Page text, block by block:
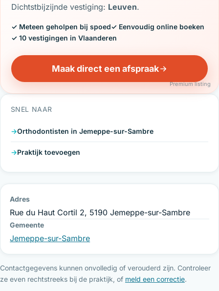
Dichtstbijzijnde vestiging: Leuven.
✓ Meteen geholpen bij spoed✓ Eenvoudig online boeken
✓ 10 vestigingen in Vlaanderen
Maak direct een afspraak
Premium listing
SNEL NAAR
Orthodontisten in Jemeppe-sur-Sambre
Praktijk toevoegen
Adres
Rue du Haut Cortil 2, 5190 Jemeppe-sur-Sambre
Gemeente
Jemeppe-sur-Sambre
Contactgegevens kunnen onvolledig of verouderd zijn. Controleer
ze even rechtstreeks bij de praktijk, of meld een correctie.